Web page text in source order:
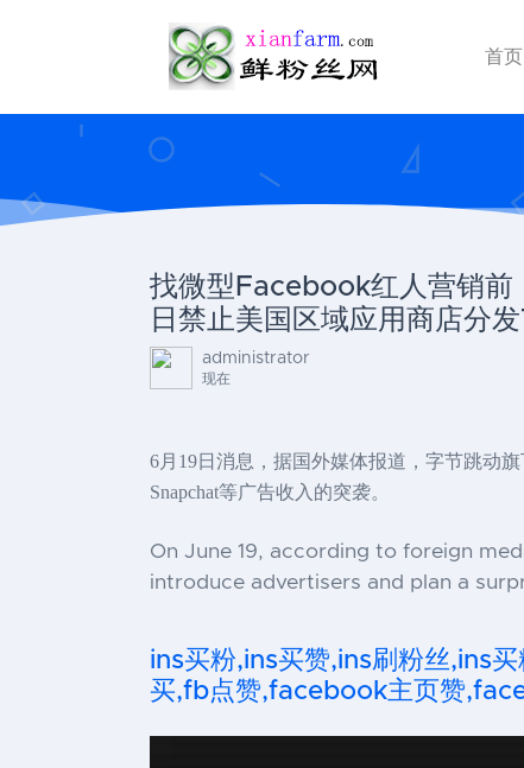
首页
找微型Facebook红人营销前
日禁止美国区域应用商店分
administrator
现在
6月19日消息，据国外媒体报道，字节跳动旗
Snapchat等广告收入的突袭。
On June 19, according to foreign
introduce advertisers and plan a
ins买粉,ins买赞,ins刷粉丝,ins
买,fb点赞,facebook主页赞